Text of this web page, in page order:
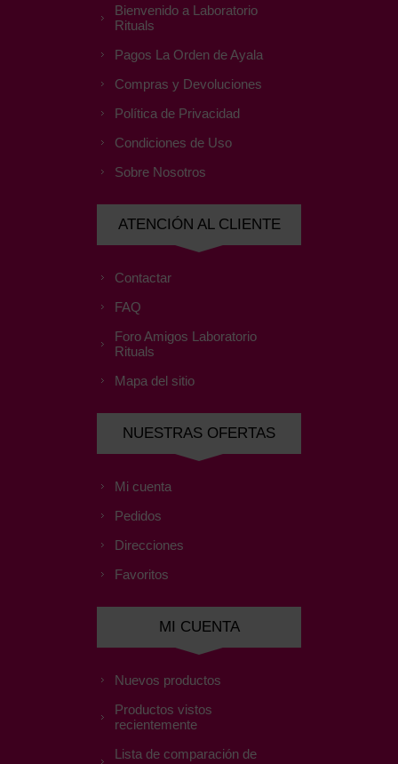
Bienvenido a Laboratorio
Rituals
Pagos La Orden de Ayala
Compras y Devoluciones
Política de Privacidad
Condiciones de Uso
Sobre Nosotros
ATENCIÓN AL CLIENTE
Contactar
FAQ
Foro Amigos Laboratorio
Rituals
Mapa del sitio
NUESTRAS OFERTAS
Mi cuenta
Pedidos
Direcciones
Favoritos
MI CUENTA
Nuevos productos
Productos vistos
recientemente
Lista de comparación de